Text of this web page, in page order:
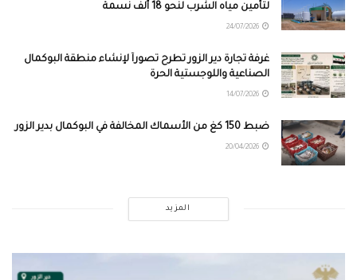
لتأمين مياه الشرب لنحو 18 ألف نسمة
غرفة تجارة دير الزور تطرح تصوراً لإنشاء منطقة البوكمال
الصناعية واللوجستية الحرة
ضبط 150 كغ من الأسماك المخالفة في البوكمال بدير الزور
المزيد